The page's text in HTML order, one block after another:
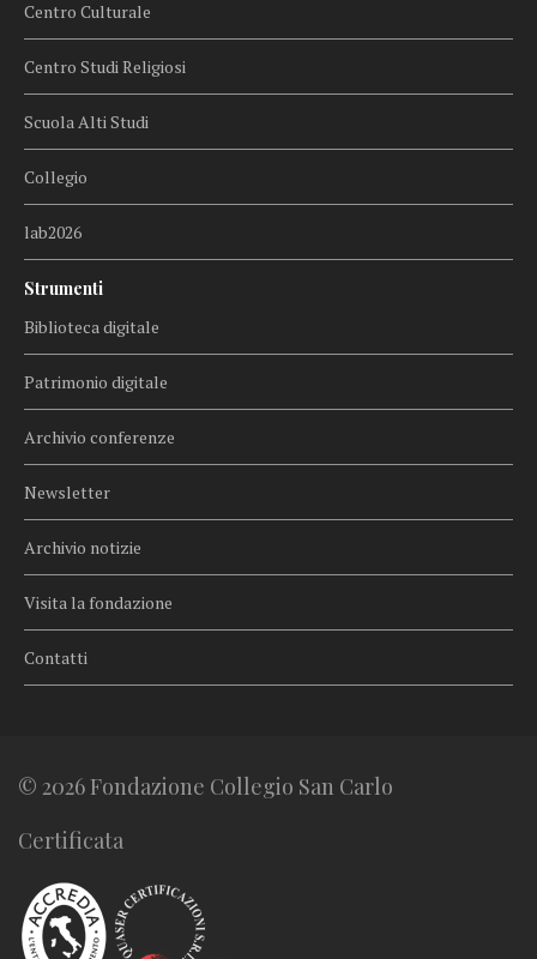
Centro Culturale
Centro Studi Religiosi
Scuola Alti Studi
Collegio
lab2026
Strumenti
Biblioteca digitale
Patrimonio digitale
Archivio conferenze
Newsletter
Archivio notizie
Visita la fondazione
Contatti
© 2026 Fondazione Collegio San Carlo
Certificata